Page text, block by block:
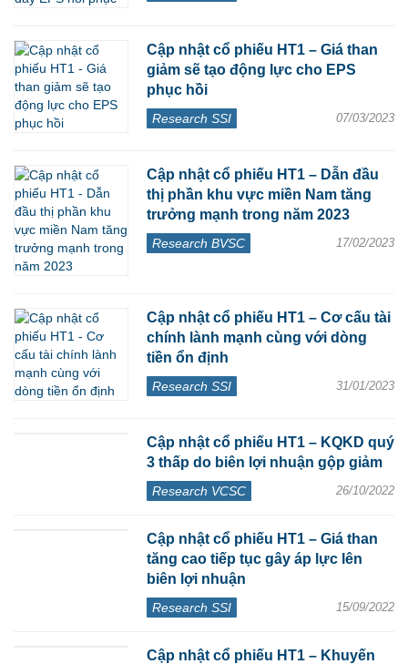
Cập nhật cổ phiếu HT1 – Giá than
giảm sẽ tạo động lực cho EPS
phục hồi
Research SSI 07/03/2023
Cập nhật cổ phiếu HT1 – Dẫn đầu
thị phần khu vực miền Nam tăng
trưởng mạnh trong năm 2023
Research BVSC 17/02/2023
Cập nhật cổ phiếu HT1 – Cơ cấu tài
chính lành mạnh cùng với dòng
tiền ổn định
Research SSI 31/01/2023
Cập nhật cổ phiếu HT1 – KQKD quý
3 thấp do biên lợi nhuận gộp giảm
Research VCSC 26/10/2022
Cập nhật cổ phiếu HT1 – Giá than
tăng cao tiếp tục gây áp lực lên
biên lợi nhuận
Research SSI 15/09/2022
Cập nhật cổ phiếu HT1 – Khuyến